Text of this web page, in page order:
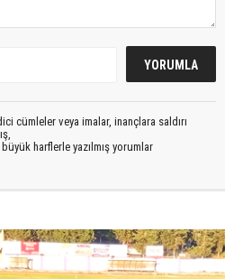
cümleler veya imalar, inançlara saldırı
harflerle yazılmış yorumlar